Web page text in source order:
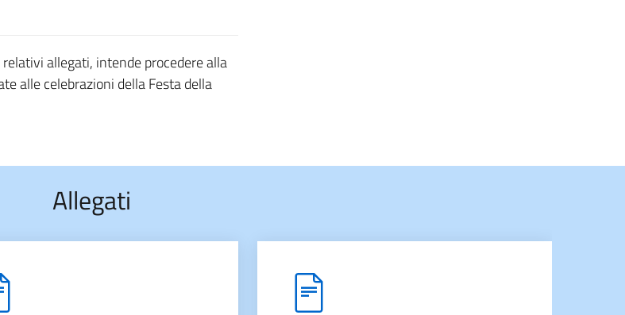
relativi allegati, intende procedere alla
alle celebrazioni della Festa della
Allegati